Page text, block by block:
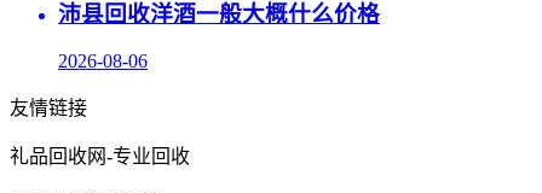
沛县回收洋酒一般大概什么价格
2026-08-06
友情链接
礼品回收网-专业回收